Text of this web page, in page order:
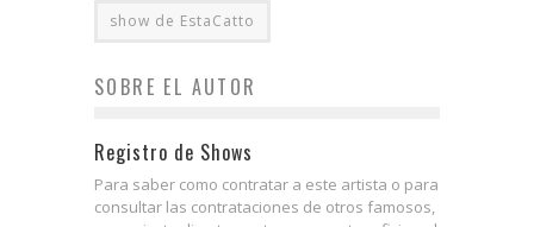
show de EstaCatto
SOBRE EL AUTOR
Registro de Shows
Para saber como contratar a este artista o para
consultar las contrataciones de otros famosos,